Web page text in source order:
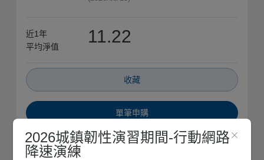
近1年
平均淨值
11.22
收藏
單筆申購
定期定額
2026城鎮韌性演習期間-行動網路
降速演練